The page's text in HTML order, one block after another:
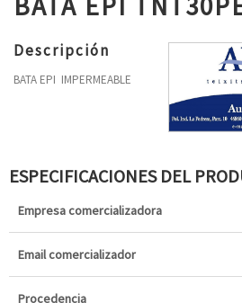
Descripción
BATA EPI IMPERMEABLE
ESPECIFICACIONES DEL
Empresa comercializadora
Email comercializador
Procedencia